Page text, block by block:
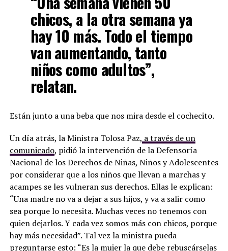
chicos, a la otra semana ya
hay 10 más. Todo el tiempo
van aumentando, tanto
niños como adultos”,
relatan.
Están junto a una beba que nos mira desde el cochecito.
Un día atrás, la Ministra Tolosa Paz, a través de un
comunicado, pidió la intervención de la Defensoría
Nacional de los Derechos de Niñas, Niños y Adolescentes
por considerar que a los niños que llevan a marchas y
acampes se les vulneran sus derechos. Ellas le explican:
“Una madre no va a dejar a sus hijos, y va a salir como
sea porque lo necesita. Muchas veces no tenemos con
quien dejarlos. Y cada vez somos más con chicos, porque
hay más necesidad”. Tal vez la ministra pueda
preguntarse esto: “Es la mujer la que debe rebuscárselas